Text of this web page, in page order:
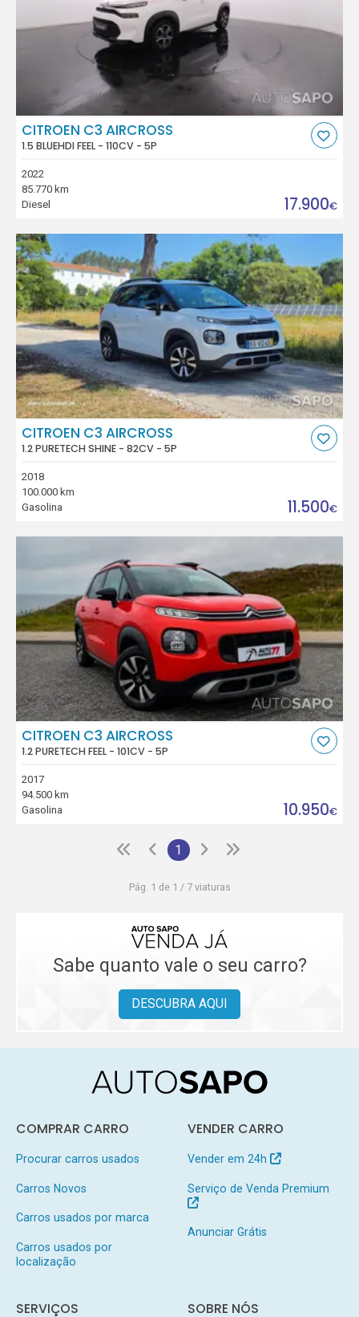
CITROEN C3 AIRCROSS
1.5 BLUEHDI FEEL - 110CV - 5P
2022
85.770 km
Diesel
17.900€
CITROEN C3 AIRCROSS
1.2 PURETECH SHINE - 82CV - 5P
2018
100.000 km
Gasolina
11.500€
CITROEN C3 AIRCROSS
1.2 PURETECH FEEL - 101CV - 5P
2017
94.500 km
Gasolina
10.950€
1
Pág. 1 de 1 / 7 viaturas
Sabe quanto vale o seu carro?
DESCUBRA AQUI
COMPRAR CARRO
Procurar carros usados
Carros Novos
Carros usados por marca
Carros usados por
localização
VENDER CARRO
Vender em 24h
Serviço de Venda Premium
Anunciar Grátis
SERVIÇOS SOBRE NÓS